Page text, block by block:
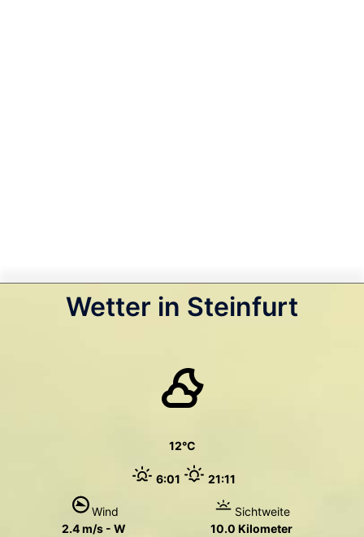
Wetter in Steinfurt
12
6:01 21:11
Wind
2.4 m/s - W
Sichtweite
10.0 Kilometer